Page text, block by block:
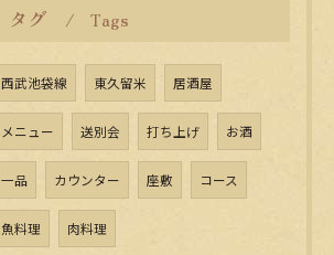
タグ Tags
西武池袋線 東久留米 居酒屋
メニュー 送別会 打ち上げ お酒
一品 カウンター 座敷 コース
魚料理 肉料理